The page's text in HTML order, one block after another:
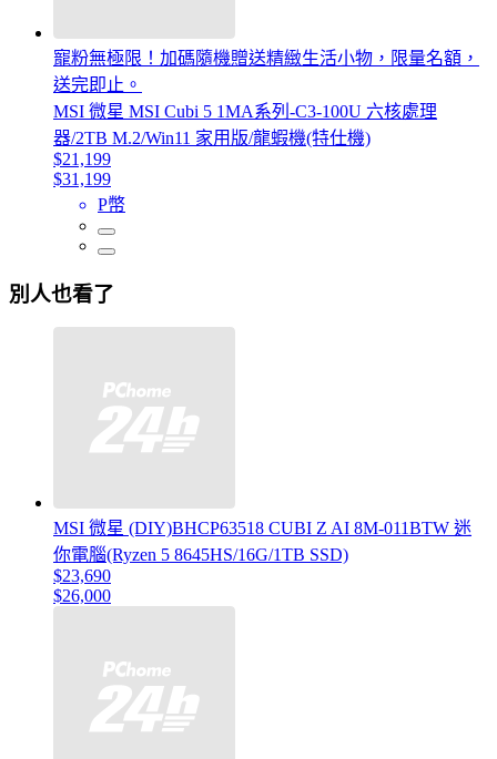
寵粉無極限！加碼隨機贈送精緻生活小物，限量名額，
送完即止。
MSI 微星 MSI Cubi 5 1MA系列-C3-100U 六核處理
器/2TB M.2/Win11 家用版/龍蝦機(特仕機)
$21,199
$31,199
P幣
別人也看了
MSI 微星 (DIY)BHCP63518 CUBI Z AI 8M-011BTW 迷
你電腦(Ryzen 5 8645HS/16G/1TB SSD)
$23,690
$26,000